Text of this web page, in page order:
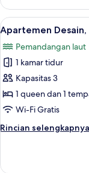
Apartemen
Comfort,
1
kamar
tidur,
pemandangan
laut
Lihat
semua
foto
untuk
Apartemen
Desain,
1
tidur
12
Apartemen
Pemandangan laut
1 kamar tidur
Kapasitas 3
1 queen dan 1
Wi-Fi Gratis
Rincian selengkapnya
Rincian
Apartemen